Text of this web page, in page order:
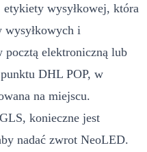
wysyłkowej, która
wysyłkowych i
pocztą elektroniczną lub
DHL POP, w
na miejscu.
konieczne jest
nadać zwrot NeoLED.